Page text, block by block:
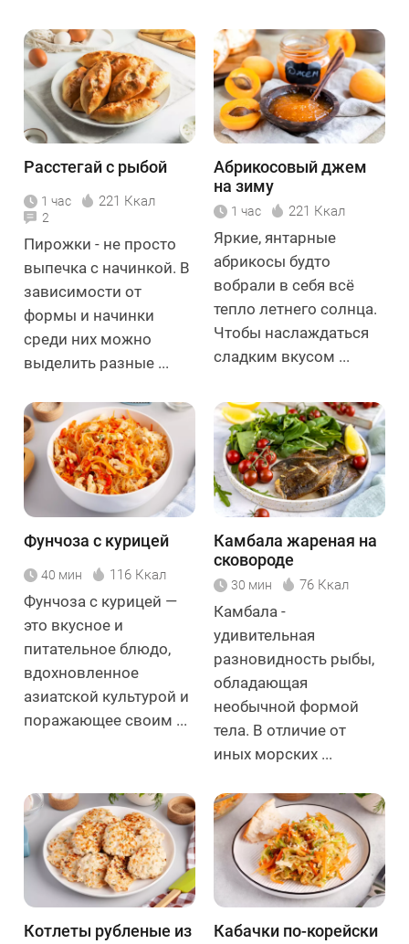
Расстегай с рыбой
1 час 221 Ккал
2
Пирожки - не просто
выпечка с начинкой. В
зависимости от
формы и начинки
среди них можно
выделить разные ...
Абрикосовый джем
на зиму
1 час 221 Ккал
Яркие, янтарные
абрикосы будто
вобрали в себя всё
тепло летнего солнца.
Чтобы наслаждаться
сладким вкусом ...
Фунчоза с курицей
40 мин 116 Ккал
Фунчоза с курицей —
это вкусное и
питательное блюдо,
вдохновленное
азиатской культурой и
поражающее своим ...
Камбала жареная на
сковороде
30 мин 76 Ккал
Камбала -
удивительная
разновидность рыбы,
обладающая
необычной формой
тела. В отличие от
иных морских ...
Котлеты рубленые из
Кабачки по-корейски